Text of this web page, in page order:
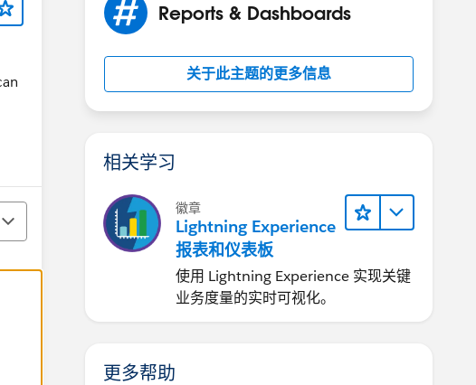
Reports & Dashboards
关于此主题的更多信息
相关学习
徽章
Lightning Experience
报表和仪表板
使用 Lightning Experience 实现关键
业务度量的实时可视化。
更多帮助